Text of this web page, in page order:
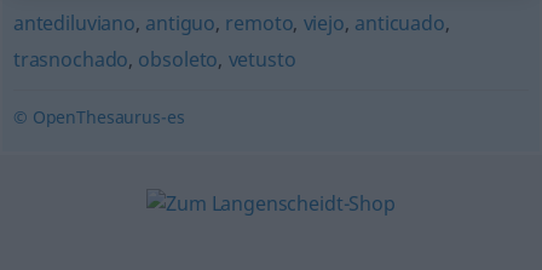
antediluviano, antiguo, remoto, viejo, anticuado,
trasnochado, obsoleto, vetusto
© OpenThesaurus-es